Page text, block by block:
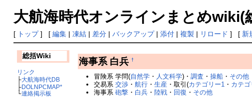
大航海時代オンラインまとめwiki(
[ トップ] [ 編集| 凍結| 差分| バックアップ| 添付| 複製 | リロード ] [ 新
総括Wiki
リンク
├大航海時代DB
├DOLNPCMAP*
└連絡掲示板
海事系 白兵†
冒険系 学問(自然学 ・ 人文科学)・調査 ・操船 ・ その他
交易系交渉 ・航行 ・生産 ・取引(カテゴリー1 ・ カテ
海事系砲撃 ・ 白兵 ・陸戦 ・ 回復 ・ その他